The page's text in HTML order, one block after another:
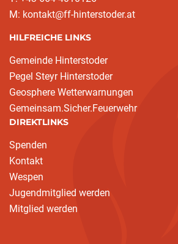
M: kontakt@ff-hinterstoder.at
HILFREICHE LINKS
Gemeinde Hinterstoder
Pegel Steyr Hinterstoder
Geosphere Wetterwarnungen
Gemeinsam.Sicher.Feuerwehr
DIREKTLINKS
Spenden
Kontakt
Wespen
Jugendmitglied werden
Mitglied werden